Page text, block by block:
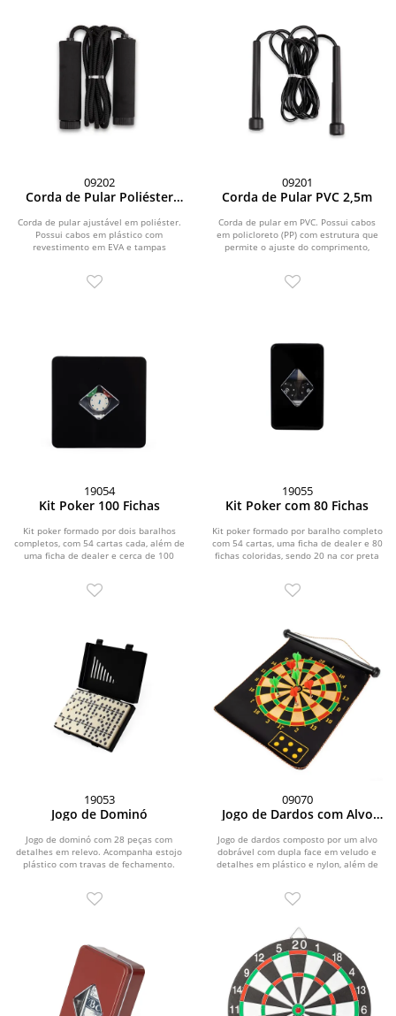
09202
Corda de Pular Poliéster
Corda de pular ajustável em poliéster.
Possui cabos em plástico com
revestimento em EVA e tampas
09201
Corda de Pular PVC 2,5m
Corda de pular em PVC. Possui cabos
em policloreto (PP) com estrutura que
permite o ajuste do comprimento,
19054
Kit Poker 100 Fichas
Kit poker formado por dois baralhos
completos, com 54 cartas cada, além de
uma ficha de dealer e cerca de 100
19055
Kit Poker com 80 Fichas
Kit poker formado por baralho completo
com 54 cartas, uma ficha de dealer e 80
fichas coloridas, sendo 20 na cor preta
19053
Jogo de Dominó
Jogo de dominó com 28 peças com
detalhes em relevo. Acompanha estojo
plástico com travas de fechamento.
09070
Jogo de Dardos com Alvo
Jogo de dardos composto por um alvo
dobrável com dupla face em veludo e
detalhes em plástico e nylon, além de